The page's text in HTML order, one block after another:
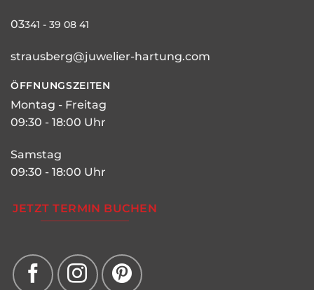
03341 - 39 08 41
strausberg@juwelier-hartung.com
ÖFFNUNGSZEITEN
Montag - Freitag
09:30 - 18:00 Uhr
Samstag
09:30 - 18:00 Uhr
JETZT TERMIN BUCHEN